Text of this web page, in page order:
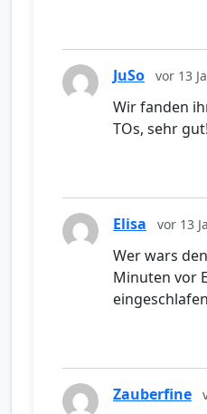
JuSo vor 13
Wir fanden
TOs, sehr
Elisa vor 13
Wer wars
Minuten vor
Zauberfine